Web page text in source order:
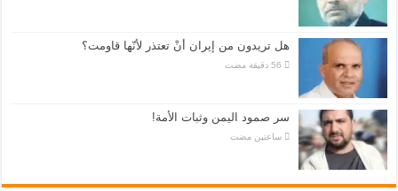
هل تريدون من إيران أنْ تعتذر لأنّها قاومت؟
سر صمود اليمن وثبات الأمة!
‏ساعتين مضت